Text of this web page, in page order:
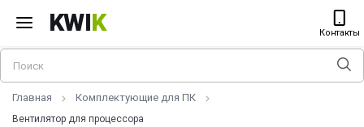
KWIK Контакты
Главная Комплектующие для ПК
Вентилятор для процессора